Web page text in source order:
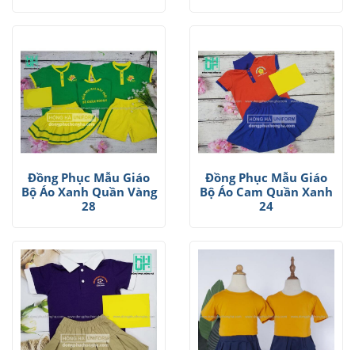
Đồng Phục Mẫu Giáo
Bộ Áo Xanh Quần Vàng
28
Đồng Phục Mẫu Giáo
Bộ Áo Cam Quần Xanh
24